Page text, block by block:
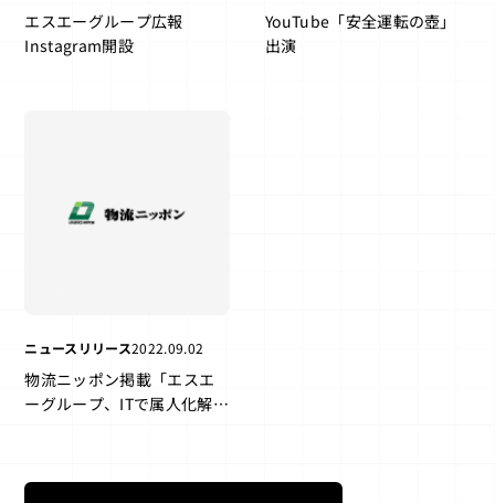
エスエーグループ広報
Instagram開設
YouTube「安全運転の壺」
出演
ニュースリリース2022.09.02
物流ニッポン掲載「エスエ
ーグループ、ITで属人化解消
新 マニュアル」